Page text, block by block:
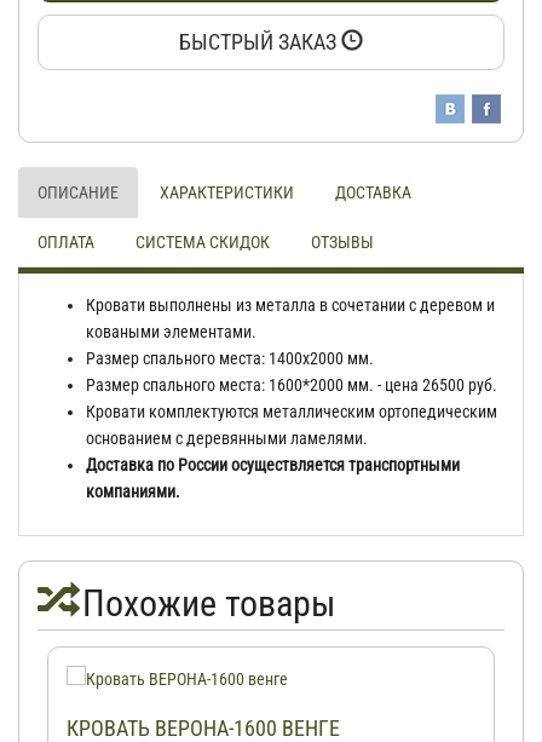
БЫСТРЫЙ ЗАКАЗ
ОПИСАНИЕ ХАРАКТЕРИСТИКИ ДОСТАВКА
ОПЛАТА СИСТЕМА СКИДОК ОТЗЫВЫ
Кровати выполнены из металла в сочетании с деревом и
коваными элементами.
Размер спального места: 1400х2000 мм.
Размер спального места: 1600*2000 мм. - цена 26500 руб.
Кровати комплектуются металлическим ортопедическим
основанием с деревянными ламелями.
Доставка по России осуществляется транспортными
компаниями.
Похожие товары
КРОВАТЬ ВЕРОНА-1600 ВЕНГЕ